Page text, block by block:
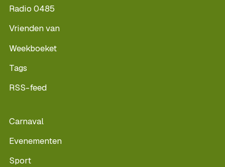
Radio 0485
Vrienden van
Weekboeket
Tags
RSS-feed
Carnaval
Evenementen
Sport